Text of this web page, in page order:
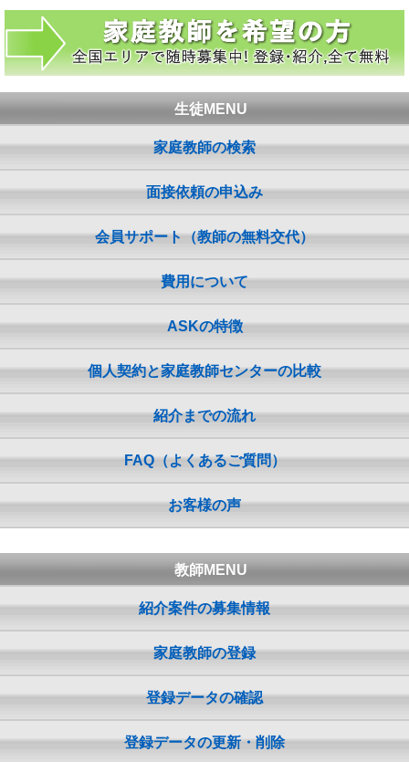
生徒MENU
家庭教師の検索
面接依頼の申込み
会員サポート（教師の無料交代）
費用について
ASKの特徴
個人契約と家庭教師センターの比較
紹介までの流れ
FAQ（よくあるご質問）
お客様の声
教師MENU
紹介案件の募集情報
家庭教師の登録
登録データの確認
登録データの更新・削除